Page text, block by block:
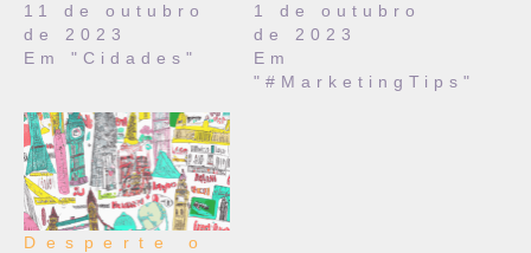
11 de outubro
de 2023
Em "Cidades"
1 de outubro
de 2023
Em
"#MarketingTips"
Desperte o